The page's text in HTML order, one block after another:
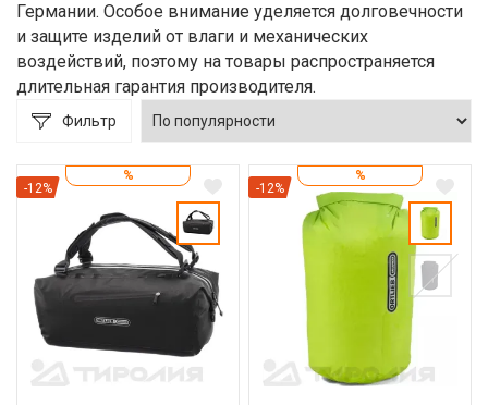
Германии. Особое внимание уделяется долговечности
и защите изделий от влаги и механических
воздействий, поэтому на товары распространяется
длительная гарантия производителя.
Фильтр
%
-12%
%
-12%